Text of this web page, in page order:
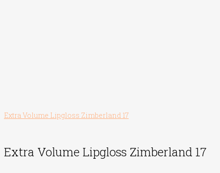
Extra Volume Lipgloss Zimberland 17
Extra Volume Lipgloss Zimberland 17